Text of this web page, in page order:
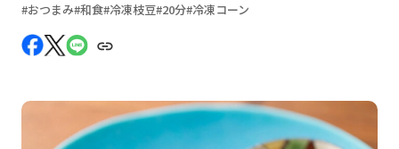
おつまみ 和食 冷凍枝豆 20分 冷凍コーン